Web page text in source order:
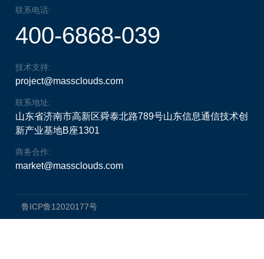
联系电话:
400-6868-039
技术支持:
project@massclouds.com
联系地址:
山东省济南市高新区舜泰北路789号山东信息通信技术创
新产业基地B座1301
商务合作:
market@massclouds.com
鲁ICP鲁12020177号